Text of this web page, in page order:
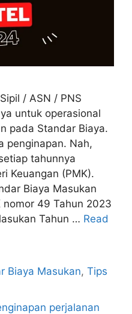
/ ASN / PNS
untuk operasional
pada Standar Biaya.
penginapan. Nah,
tahunnya
Keuangan (PMK).
Biaya Masukan
49 Tahun 2023
Tahun … Read
Biaya Masukan,Tips
perjalanan